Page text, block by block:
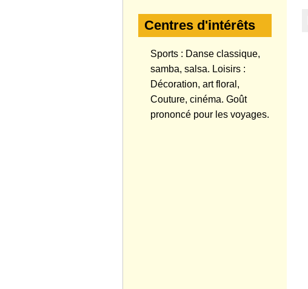
Centres d'intérêts
Sports : Danse classique,
samba, salsa. Loisirs :
Décoration, art floral,
Couture, cinéma. Goût
prononcé pour les voyages.